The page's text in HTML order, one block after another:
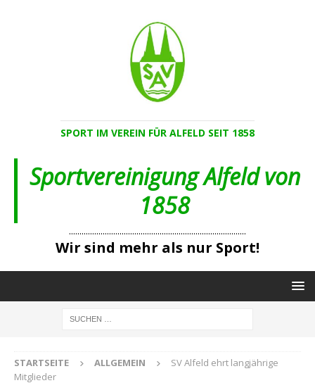
SPORT IM VEREIN FÜR ALFELD SEIT 1858
Sportvereinigung Alfeld von
1858
....................................................................................
Wir sind mehr als nur Sport!
STARTSEITE ALLGEMEIN
SV Alfeld ehrt langjährige
Mitglieder